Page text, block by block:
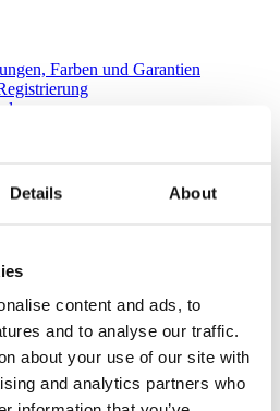
Details About
content and ads, to
and to analyse our traffic.
about your use of our site with
and analytics partners who
Farben und Garantien